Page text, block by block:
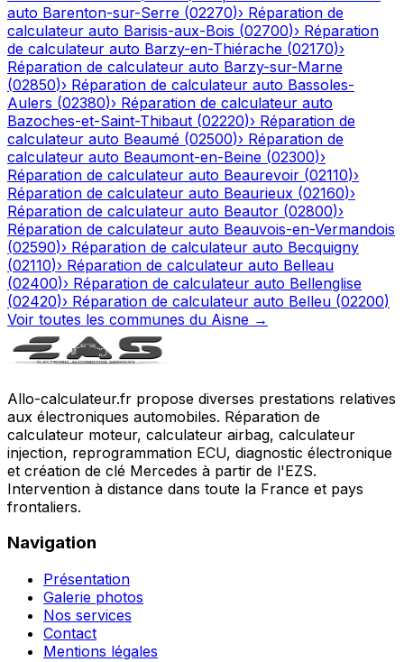
auto Barenton-sur-Serre (02270)› Réparation de
calculateur auto Barisis-aux-Bois (02700)› Réparation
de calculateur auto Barzy-en-Thiérache (02170)›
Réparation de calculateur auto Barzy-sur-Marne
(02850)› Réparation de calculateur auto Bassoles-
Aulers (02380)› Réparation de calculateur auto
Bazoches-et-Saint-Thibaut (02220)› Réparation de
calculateur auto Beaumé (02500)› Réparation de
calculateur auto Beaumont-en-Beine (02300)›
Réparation de calculateur auto Beaurevoir (02110)›
Réparation de calculateur auto Beaurieux (02160)›
Réparation de calculateur auto Beautor (02800)›
Réparation de calculateur auto Beauvois-en-Vermandois
(02590)› Réparation de calculateur auto Becquigny
(02110)› Réparation de calculateur auto Belleau
(02400)› Réparation de calculateur auto Bellenglise
(02420)› Réparation de calculateur auto Belleu (02200)
Voir toutes les communes du Aisne →
Allo-calculateur.fr propose diverses prestations relatives
aux électroniques automobiles. Réparation de
calculateur moteur, calculateur airbag, calculateur
injection, reprogrammation ECU, diagnostic électronique
et création de clé Mercedes à partir de l'EZS.
Intervention à distance dans toute la France et pays
frontaliers.
Navigation
Présentation
Galerie photos
Nos services
Contact
Mentions légales